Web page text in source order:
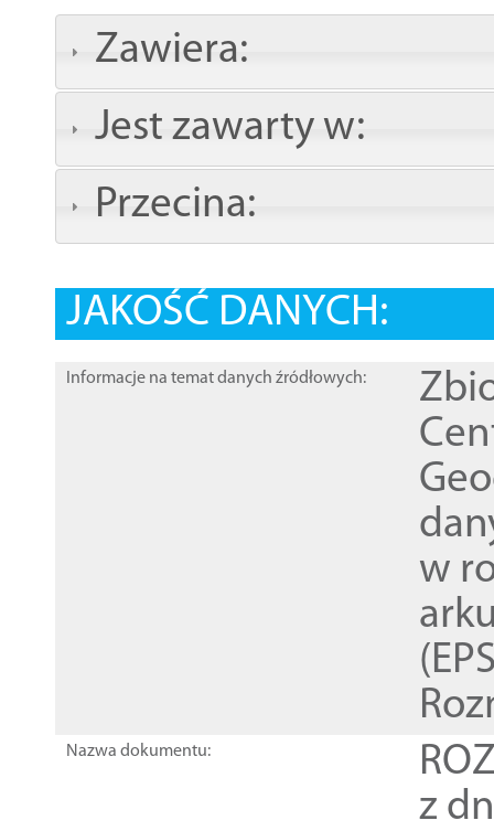
Zawiera:
Jest zawarty w:
Przecina:
JAKOŚĆ DANYCH:
Informacje na temat danych źródłowych:
w
Nazwa dokumentu:
z